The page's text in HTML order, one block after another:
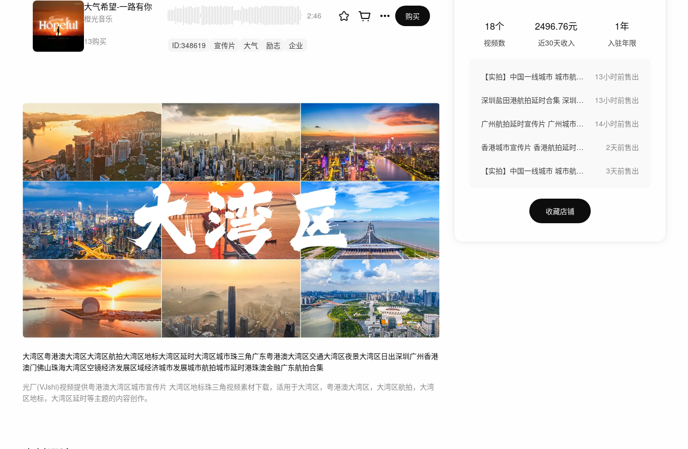
大气希望-一路有你
橙光音乐
13购买
2:46
ID:348619 宣传片 大气 励志
企业
购买
大湾区粤港澳大湾区大湾区航拍大湾区地标大湾区延时大湾区城市珠三角广东粤港澳大湾区交通大湾区夜景大湾区日出深圳广州香港
澳门佛山珠海大湾区空镜经济发展区域经济城市发展城市航拍城市延时港珠澳金融广东航拍合集
光厂(VJshi)视频提供粤港澳大湾区城市宣传片 大湾区地标珠三角视频素材下载，适用于大湾区，粤港澳大湾区，大湾区航拍，大湾
区地标，大湾区延时等主题的内容创作。
18个
视频数
2496.76元
近30天收入
1年
入驻年限
【实拍】中国一线城市 城市航拍 城市延时 13小时前售出
深圳盐田港航拍延时合集 深圳港口码头 13小时前售出
广州航拍延时宣传片 广州城市 广州空镜 14小时前售出
香港城市宣传片 香港航拍延时 大湾区香港 2天前售出
【实拍】中国一线城市 城市航拍 城市延时 3天前售出
收藏店铺